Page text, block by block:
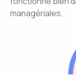
managériales.